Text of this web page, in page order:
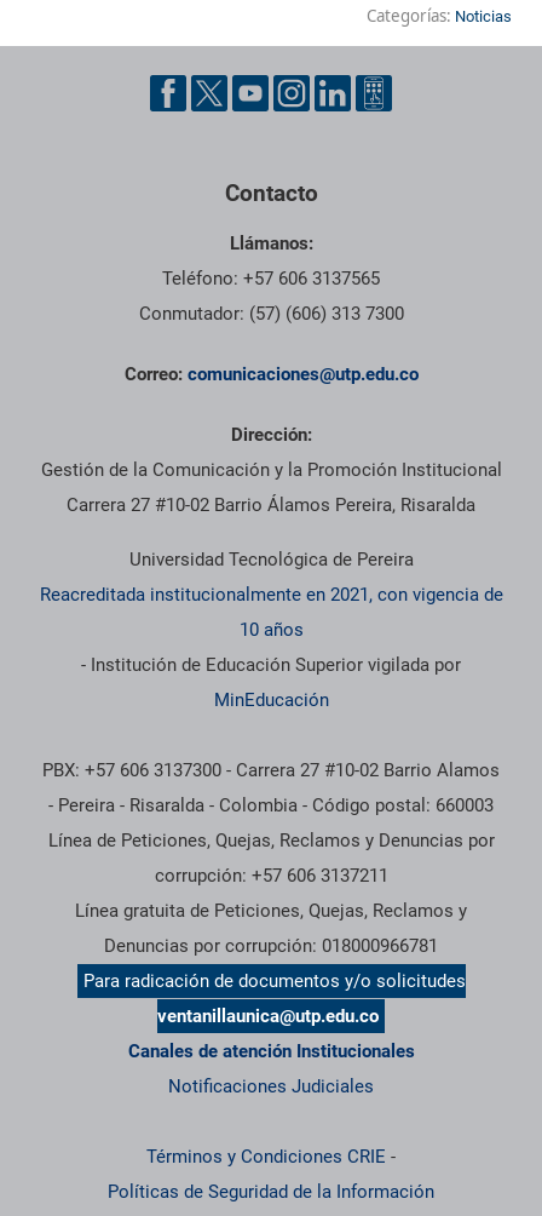
Categorías: Noticias
Contacto
Llámanos:
Teléfono: +57 606 3137565
Conmutador: (57) (606) 313 7300
Correo: comunicaciones@utp.edu.co
Dirección:
Gestión de la Comunicación y la Promoción Institucional
Carrera 27 #10-02 Barrio Álamos Pereira, Risaralda
Universidad Tecnológica de Pereira
Reacreditada institucionalmente en 2021, con vigencia de
10 años
- Institución de Educación Superior vigilada por
MinEducación
PBX: +57 606 3137300 - Carrera 27 #10-02 Barrio Alamos
- Pereira - Risaralda - Colombia - Código postal: 660003
Línea de Peticiones, Quejas, Reclamos y Denuncias por
corrupción: +57 606 3137211
Línea gratuita de Peticiones, Quejas, Reclamos y
Denuncias por corrupción: 018000966781
Para radicación de documentos y/o solicitudes
ventanillaunica@utp.edu.co
Canales de atención Institucionales
Notificaciones Judiciales
Términos y Condiciones CRIE -
Políticas de Seguridad de la Información